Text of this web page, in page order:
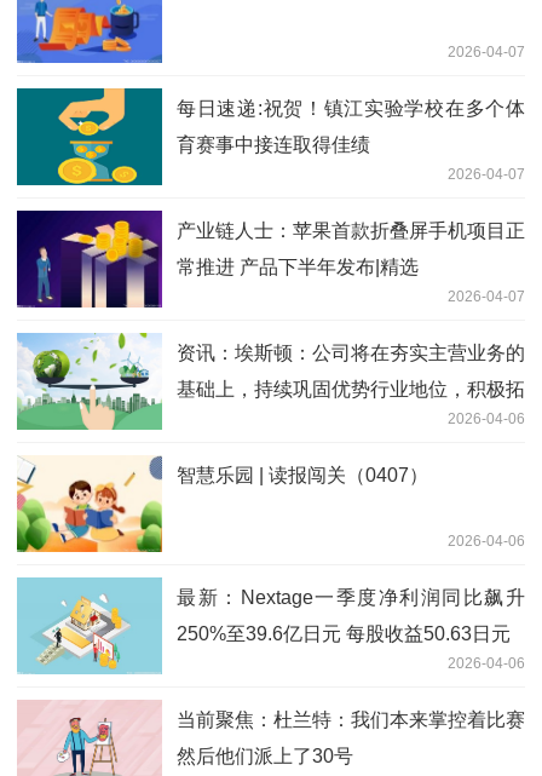
2026-04-07
每日速递:祝贺！镇江实验学校在多个体
育赛事中接连取得佳绩
2026-04-07
产业链人士：苹果首款折叠屏手机项目正
常推进 产品下半年发布|精选
2026-04-07
资讯：埃斯顿：公司将在夯实主营业务的
基础上，持续巩固优势行业地位，积极拓
2026-04-06
智慧乐园 | 读报闯关（0407）
2026-04-06
最新：Nextage一季度净利润同比飙升
250%至39.6亿日元 每股收益50.63日元
2026-04-06
当前聚焦：杜兰特：我们本来掌控着比赛
然后他们派上了30号